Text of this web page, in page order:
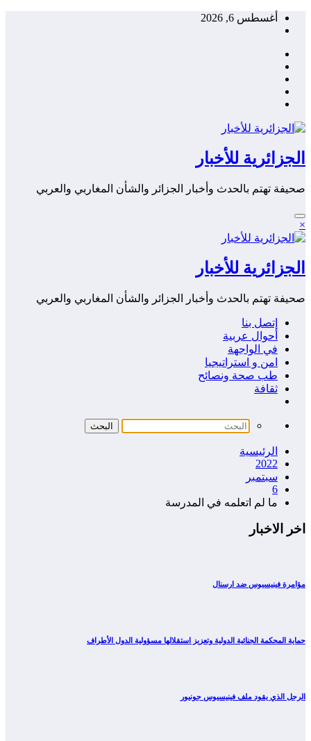
التجاوزأغسطس 6, 2026
الجزائرية للأخبار
صحيفة تهتم بالحدث وأخبار الجزائر والشأن المغاربي والعربي
×
الجزائرية للأخبار
صحيفة تهتم بالحدث وأخبار الجزائر والشأن المغاربي والعربي
إتصل بنا
أحوال عربية
في الواجهة
امن و استراتيجيا
طب صحة ونصائح
ثقافة
الرئيسية
2022
سبتمبر
6
ما لم اتعلمه في المدرسة
اخر الاخبار
مؤامرة فينيسيوس ضد ارسنال
حماية المحكمة الجنائية الدولية وتعزيز استقلالها مسؤولية الدول الأطراف
الرجل الذي يقود ملف فينيسيوس جونيور